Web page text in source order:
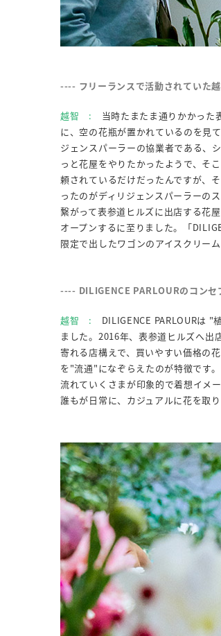
---- フリーランスで活動されていた
越智 : 当時たまたま通りかかった
に、空の花瓶が置かれているのを見
ジェンスパーラーの協業者である、
っと花屋をやりたかったようで、そ
頼されているだけだったんですが、
ったのがディリジェンスパーラーの
繋がって表参道ヒルズに出店する花
オープンするに至りました。「
限定で出したワゴンのアイスクリー
---- DILIGENCE PARLOURのコンセ
越智 : DILIGENCE PARLOURは
ました。2016年、表参道ヒルズへ出
寄れる店構えで、買いやすい価格の
を"流通"になぞらえたのが特徴です
流れていくさまが印象的で着想イメ
誰もが日常に、カジュアルに花を取